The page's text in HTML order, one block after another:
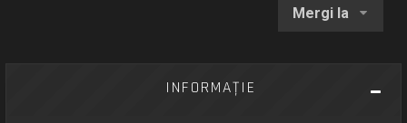
Mergi la
INFORMAŢIE